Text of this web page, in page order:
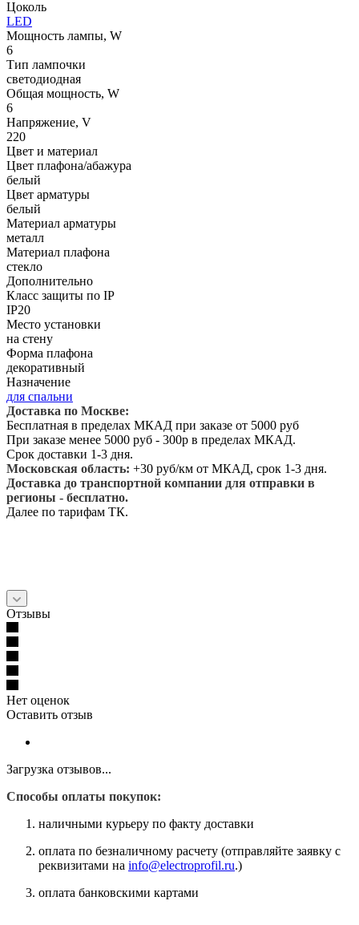
Цоколь
LED
Мощность лампы, W
6
Тип лампочки
светодиодная
Общая мощность, W
6
Напряжение, V
220
Цвет и материал
Цвет плафона/абажура
белый
Цвет арматуры
белый
Материал арматуры
металл
Материал плафона
стекло
Дополнительно
Класс защиты по IP
IP20
Место установки
на стену
Форма плафона
декоративный
Назначение
для спальни
Доставка по Москве:
Бесплатная в пределах МКАД при заказе от 5000 руб
При заказе менее 5000 руб - 300р в пределах МКАД.
Срок доставки 1-3 дня.
Московская область: +30 руб/км от МКАД, срок 1-3 дня.
Доставка до транспортной компании для отправки в
регионы - бесплатно.
Далее по тарифам ТК.
Отзывы
Нет оценок
Оставить отзыв
Загрузка отзывов...
Способы оплаты покупок:
наличными курьеру по факту доставки
оплата по безналичному расчету (отправляйте заявку с
реквизитами на info@electroprofil.ru.)
оплата банковскими картами